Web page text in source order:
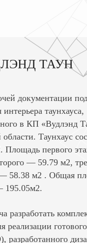
ТАУН
документации
таунхауса,
в КП «Вудлэнд
Таунхаус
Площадь первого
— 59.79 м2,
58.38 м2 . Общая
195.05м2.
разработать
реализации
разработанного